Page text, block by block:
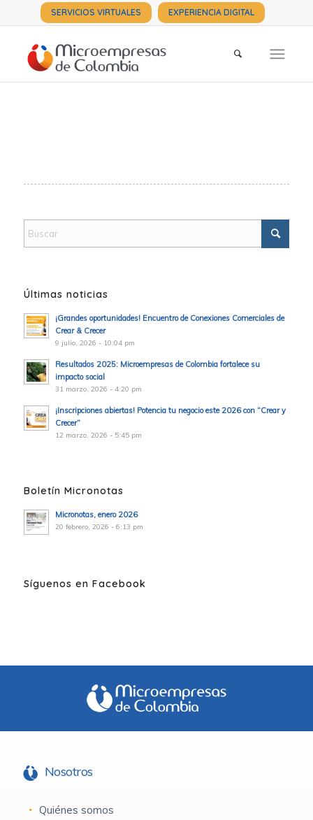
SERVICIOS VIRTUALES EXPERIENCIA DIGITAL
Últimas noticias
¡Grandes oportunidades! Encuentro de Conexiones Comerciales de
Crear & Crecer
9 julio, 2026 - 10:04 pm
Resultados 2025: Microempresas de Colombia fortalece su
impacto social
31 marzo, 2026 - 4:20 pm
¡Inscripciones abiertas! Potencia tu negocio este 2026 con “Crear y
Crecer”
12 marzo, 2026 - 5:45 pm
Boletín Micronotas
Micronotas, enero 2026
20 febrero, 2026 - 6:13 pm
Síguenos en Facebook
Nosotros
Quiénes somos